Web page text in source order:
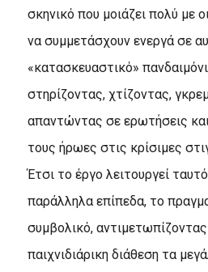
σκηνικό που μοιάζει πολύ με
να συμμετάσχουν ενεργά σε
«κατασκευαστικό»
στηρίζοντας, χτίζοντας,
απαντώντας σε ερωτήσεις
τους ήρωες στις κρίσιμες
Έτσι το έργο λειτουργεί
παράλληλα επίπεδα, το
συμβολικό,
παιχνιδιάρικη διάθεση τα